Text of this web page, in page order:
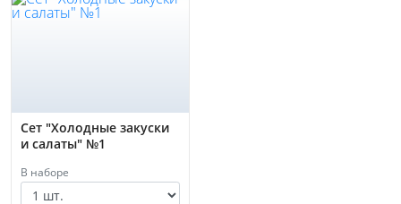
Сет "Холодные закуски
и салаты" №1
В наборе